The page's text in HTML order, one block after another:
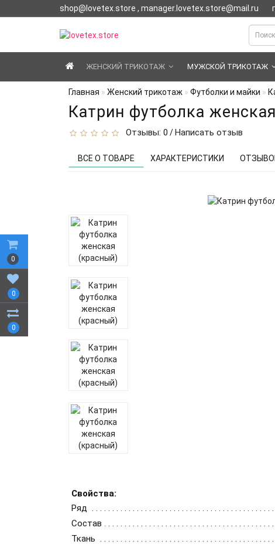
0
0
0
shop@lovetex.store , manager.lovetex.store@mail.ru
ЖЕНСКИЙ ТРИКОТАЖ МУЖСКОЙ ТРИКОТАЖ
Главная Женский трикотаж Футболки и майки
Катрин футболка
Отзывы: 0 /Написать отзыв
ВСЕ О ТОВАРЕ ХАРАКТЕРИСТИКИ
Свойства:
Ряд
Состав
Ткань